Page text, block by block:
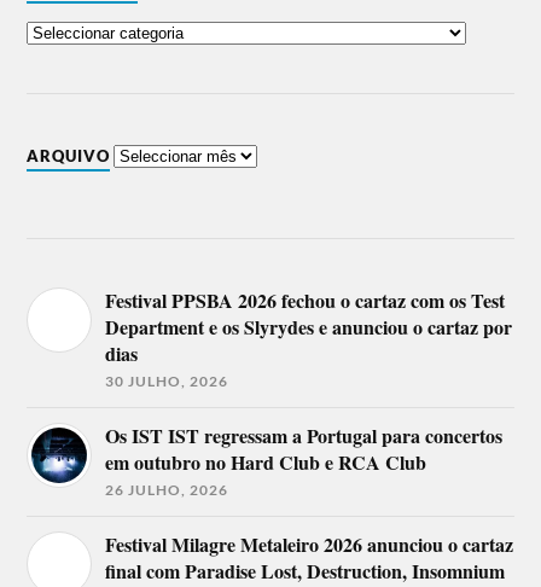
ARQUIVO
Festival PPSBA 2026 fechou o cartaz com os Test
Department e os Slyrydes e anunciou o cartaz por
dias
30 JULHO, 2026
Os IST IST regressam a Portugal para concertos
em outubro no Hard Club e RCA Club
26 JULHO, 2026
Festival Milagre Metaleiro 2026 anunciou o cartaz
final com Paradise Lost, Destruction, Insomnium